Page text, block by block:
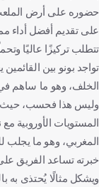
حضوره على أرض الملعب
على تقديم أفضل أداء
تتطلب تركيزًا عاليًا
تواجد بونو بين
الخلف، وهو ما ساهم
وليس هذا فحسب، حيث
المستويات الأوروبية
المغربي، وهو ما يجلب
خبرته تساعد الفريق
ويشكل مثالًا يُحتذى به